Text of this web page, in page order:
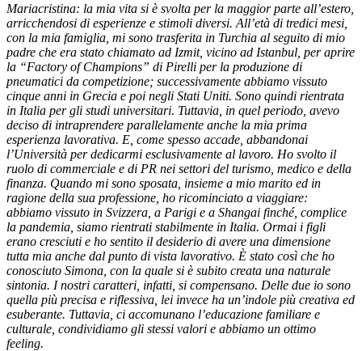
Mariacristina: la mia vita si è svolta per la maggior parte all’estero,
arricchendosi di esperienze e stimoli diversi. All’età di tredici mesi,
con la mia famiglia, mi sono trasferita in Turchia al seguito di mio
padre che era stato chiamato ad Izmit, vicino ad Istanbul, per aprire
la “Factory of Champions” di Pirelli per la produzione di
pneumatici da competizione; successivamente abbiamo vissuto
cinque anni in Grecia e poi negli Stati Uniti. Sono quindi rientrata
in Italia per gli studi universitari. Tuttavia, in quel periodo, avevo
deciso di intraprendere parallelamente anche la mia prima
esperienza lavorativa. E, come spesso accade, abbandonai
l’Università per dedicarmi esclusivamente al lavoro. Ho svolto il
ruolo di commerciale e di PR nei settori del turismo, medico e della
finanza. Quando mi sono sposata, insieme a mio marito ed in
ragione della sua professione, ho ricominciato a viaggiare:
abbiamo vissuto in Svizzera, a Parigi e a Shangai finché, complice
la pandemia, siamo rientrati stabilmente in Italia. Ormai i figli
erano cresciuti e ho sentito il desiderio di avere una dimensione
tutta mia anche dal punto di vista lavorativo. È stato così che ho
conosciuto Simona, con la quale si è subito creata una naturale
sintonia. I nostri caratteri, infatti, si compensano. Delle due io sono
quella più precisa e riflessiva, lei invece ha un’indole più creativa ed
esuberante. Tuttavia, ci accomunano l’educazione familiare e
culturale, condividiamo gli stessi valori e abbiamo un ottimo
feeling.